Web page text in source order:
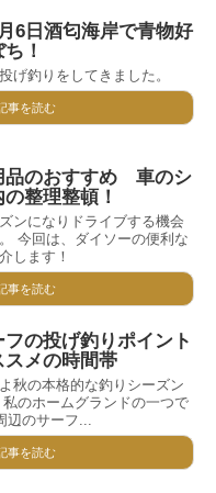
6日酒匂海岸で青物好
！
げ釣りをしてきました。
事を読む
品のおすすめ 車のシ
整理整頓！
ンになりドライブする機会
今回は、ダイソーの便利な
します！
事を読む
の投げ釣りポイント
スメの時間帯
秋の本格的な釣りシーズン
のホームグランドの一つで
辺のサーフ...
事を読む